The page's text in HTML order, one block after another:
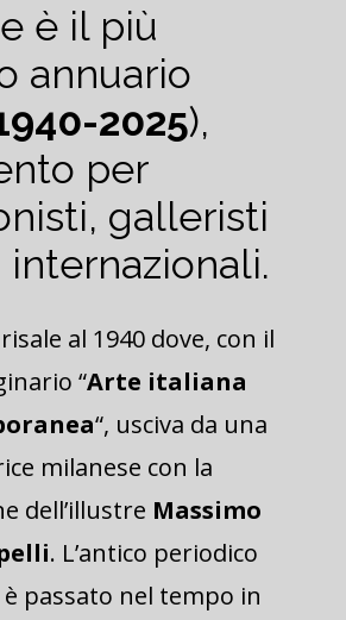
è il più
annuario
2025),
per
galleristi
al 1940 dove, con il
“Arte italiana
“, usciva da una
milanese con la
dell’illustre Massimo
. L’antico periodico
passato nel tempo in